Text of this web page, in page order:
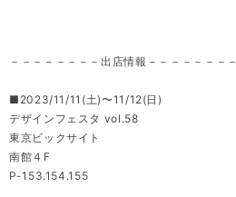
－－－－－－－－出店情報－－－－－－－－
■2023/11/11(土)〜11/12(日)
デザインフェスタ vol.58
東京ビックサイト
南館４F
P-153.154.155